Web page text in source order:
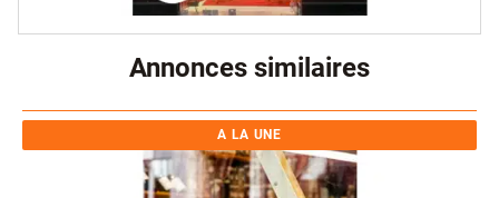
Annonces similaires
A LA UNE